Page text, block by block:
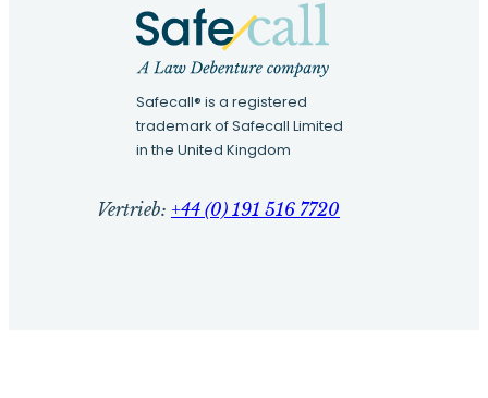
Safecall® is a registered
trademark of Safecall Limited
in the United Kingdom
Vertrieb: +44 (0) 191 516 7720